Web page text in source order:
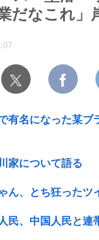
だなこれ」
有名になった某
家について語る
ん、とち狂った
民、中国人民と連